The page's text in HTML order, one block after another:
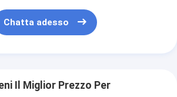
Chatta adesso
Il Miglior Prezzo Per